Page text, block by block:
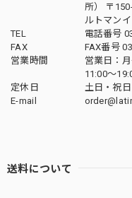
所） 〒
ルトマン
TEL
電話番号
FAX
FAX番号
営業時間
営業日：
11:00〜
定休日
土日・祝日
E-mail
送料について